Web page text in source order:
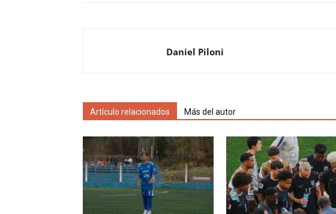
Daniel Piloni
Artículo relacionados Más del autor